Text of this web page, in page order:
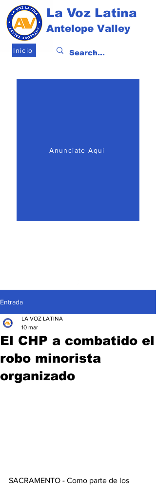
Inicio
La Voz Latina
Antelope Valley
Anunciate Aqui
Entrada
El CHP a combatido el
robo minorista
organizado
LA VOZ LATINA
10 mar
SACRAMENTO - Como parte de los